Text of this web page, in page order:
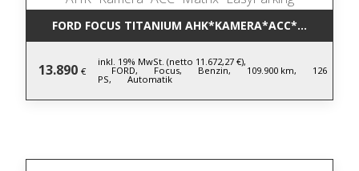
FORD FOCUS TITANIUM
13.890 €
inkl. 19% MwSt. (netto 11.672,27 €),
FORD, Focus, Benzin, 109.900 km, 126
PS, Automatik